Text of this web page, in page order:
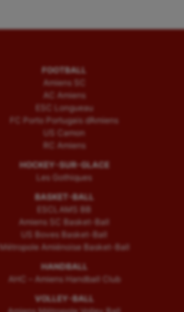
FOOTBALL
Amiens SC
AC Amiens
ESC Longueau
FC Porto Portugais d’Amiens
US Camon
RC Amiens
HOCKEY-SUR-GLACE
Les Gothiques
BASKET-BALL
ESCLAMS BB
Amiens SC Basket-Ball
US Boves Basket-Ball
Métropole Amiénoise Basket-Ball
HANDBALL
AHC – Amiens Handball Club
VOLLEY-BALL